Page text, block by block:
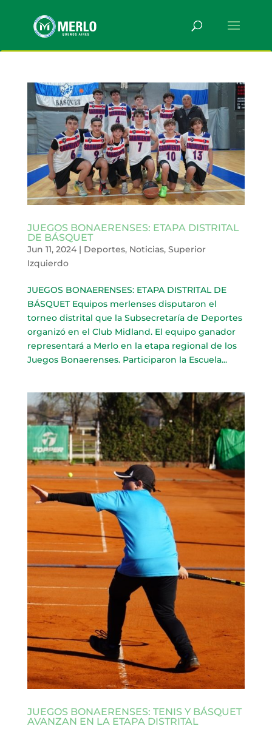
JUEGOS BONAERENSES: ETAPA DISTRITAL
DE BÁSQUET
Jun 11, 2024| Deportes, Noticias, Superior
Izquierdo
JUEGOS BONAERENSES: ETAPA DISTRITAL DE
BÁSQUET Equipos merlenses disputaron el
torneo distrital que la Subsecretaría de Deportes
organizó en el Club Midland. El equipo ganador
representará a Merlo en la etapa regional de los
Juegos Bonaerenses. Participaron la Escuela...
JUEGOS BONAERENSES: TENIS Y BÁSQUET
AVANZAN EN LA ETAPA DISTRITAL